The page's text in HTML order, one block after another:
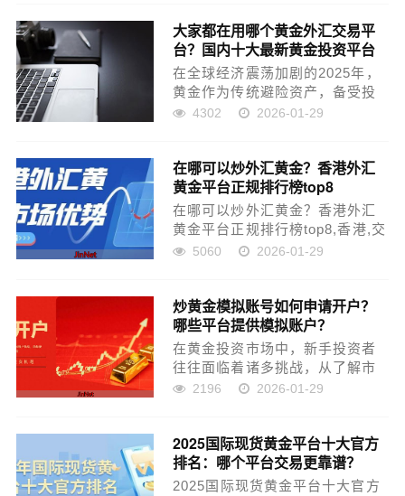
河服务混合...
大家都在用哪个黄金外汇交易平
台？国内十大最新黄金投资平台
排名
在全球经济震荡加剧的2025年，
黄金作为传统避险资产，备受投
资者青睐。市场繁荣背后隐藏着
4302 2026-01-29
在哪可以炒外汇黄金？香港外汇
黄金平台正规排行榜top8
在哪可以炒外汇黄金？香港外汇
黄金平台正规排行榜top8,香港,交
易所,外汇交易,外汇黄金,高频交
5060 2026-01-29
炒黄金模拟账号如何申请开户？
哪些平台提供模拟账户？
在黄金投资市场中，新手投资者
往往面临着诸多挑战，从了解市
场动态到熟悉交易规则，再到实
险，许多交易平台提供了炒黄金
模拟账号...
2196 2026-01-29
2025国际现货黄金平台十大官方
排名：哪个平台交易更靠谱？
2025国际现货黄金平台十大官方